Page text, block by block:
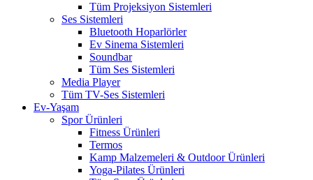
Tüm Projeksiyon Sistemleri
Ses Sistemleri
Bluetooth Hoparlörler
Ev Sinema Sistemleri
Soundbar
Tüm Ses Sistemleri
Media Player
Tüm TV-Ses Sistemleri
Ev-Yaşam
Spor Ürünleri
Fitness Ürünleri
Termos
Kamp Malzemeleri & Outdoor Ürünleri
Yoga-Pilates Ürünleri